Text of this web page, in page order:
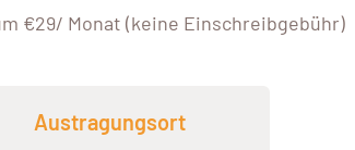
€29/ Monat (keine Einschreibgebühr)
Austragungsort